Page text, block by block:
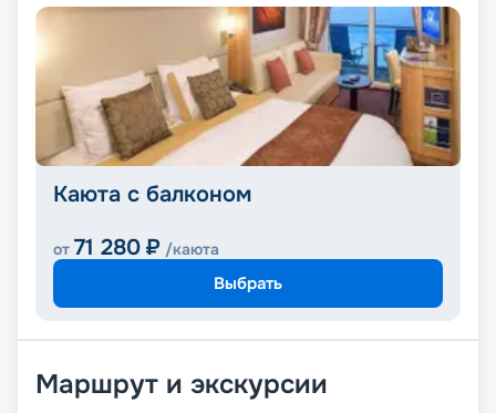
Каюта с балконом
от 71 280 ₽ /каюта
Выбрать
Маршрут и экскурсии